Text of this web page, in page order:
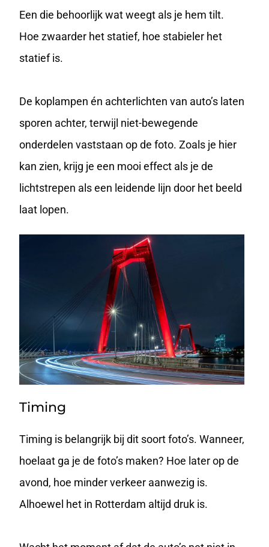
Een die behoorlijk wat weegt als je hem tilt.
Hoe zwaarder het statief, hoe stabieler het
statief is.
De koplampen én achterlichten van auto’s laten
sporen achter, terwijl niet-bewegende
onderdelen vaststaan op de foto. Zoals je hier
kan zien, krijg je een mooi effect als je de
lichtstrepen als een leidende lijn door het beeld
laat lopen.
Timing
Timing is belangrijk bij dit soort foto’s. Wanneer,
hoelaat ga je de foto’s maken? Hoe later op de
avond, hoe minder verkeer aanwezig is.
Alhoewel het in Rotterdam altijd druk is.